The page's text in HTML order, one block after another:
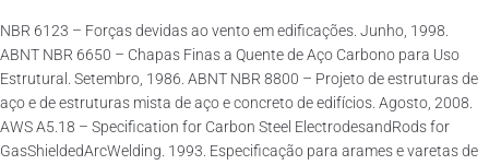
NBR 6123 – Forças devidas ao vento em edificações. Junho, 1998.
ABNT NBR 6650 – Chapas Finas a Quente de Aço Carbono para Uso
Estrutural. Setembro, 1986. ABNT NBR 8800 – Projeto de estruturas de
aço e de estruturas mista de aço e concreto de edifícios. Agosto, 2008.
AWS A5.18 – Specification for Carbon Steel ElectrodesandRods for
GasShieldedArcWelding. 1993. Especificação para arames e varetas de